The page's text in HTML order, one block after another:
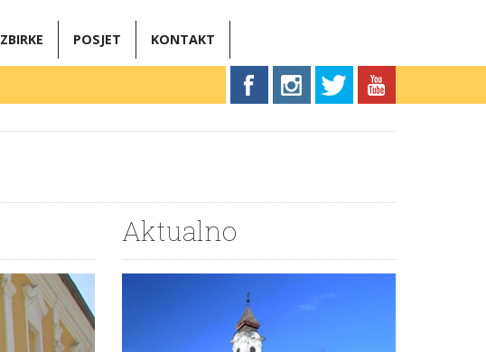
ZBIRKE POSJET KONTAKT
Aktualno